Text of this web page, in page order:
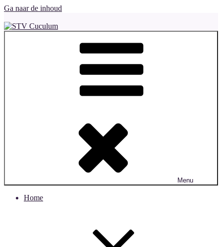
Ga naar de inhoud
Menu
Home